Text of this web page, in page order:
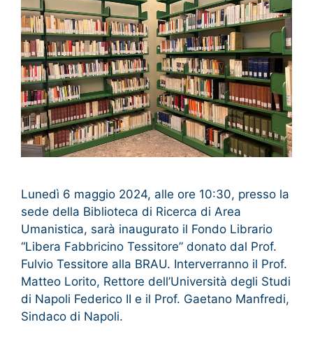
Lunedì 6 maggio 2024, alle ore 10:30, presso la
sede della Biblioteca di Ricerca di Area
Umanistica, sarà inaugurato il Fondo Librario
“Libera Fabbricino Tessitore” donato dal Prof.
Fulvio Tessitore alla BRAU. Interverranno il Prof.
Matteo Lorito, Rettore dell’Università degli Studi
di Napoli Federico II e il Prof. Gaetano Manfredi,
Sindaco di Napoli.